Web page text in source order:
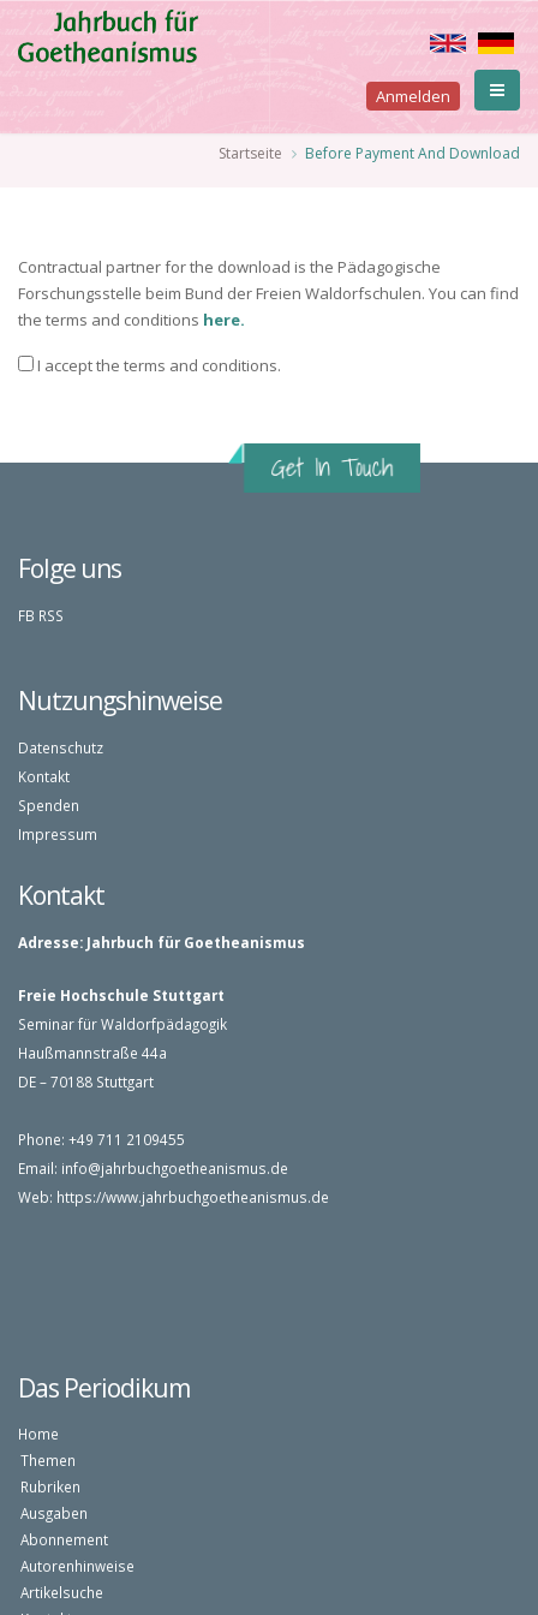
zum
Inhalt
User
account
Anmelden
PfadnavigationStartseite Before Payment And Download
Contractual partner for the download is the Pädagogische
Forschungsstelle beim Bund der Freien Waldorfschulen. You can find
the terms and conditions here.
I accept the terms and conditions.
Folge uns
FB RSS
Nutzungshinweise
Datenschutz
Kontakt
Spenden
Impressum
Kontakt
Adresse: Jahrbuch für Goetheanismus
Freie Hochschule Stuttgart
Seminar für Waldorfpädagogik
Haußmannstraße 44a
DE – 70188 Stuttgart
Phone: +49 711 2109455
Email: info@jahrbuchgoetheanismus.de
Web: https://www.jahrbuchgoetheanismus.de
Das Periodikum
Home
Themen
Rubriken
Ausgaben
Abonnement
Autorenhinweise
Artikelsuche